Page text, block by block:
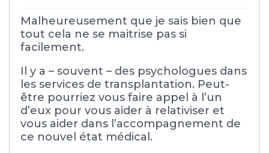
Malheureusement que je sais bien que
tout cela ne se maitrise pas si
facilement.
Il y a – souvent – des psychologues dans
les services de transplantation. Peut-
être pourriez vous faire appel à l’un
d’eux pour vous aider à relativiser et
vous aider dans l’accompagnement de
ce nouvel état médical.